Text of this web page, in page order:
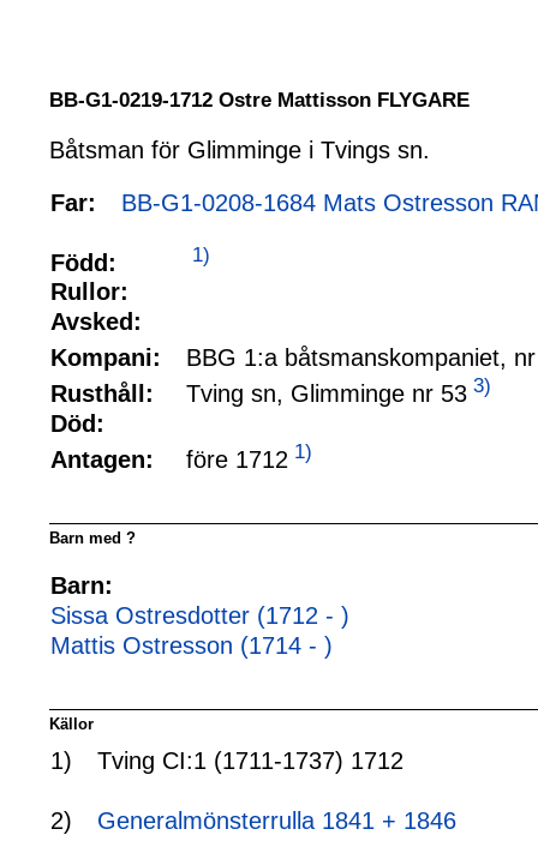
BB-G1-0219-1712 Ostre Mattisson FLYGARE
Båtsman för Glimminge i Tvings sn.
Far:
BB-G1-0208-1684 Mats Ostresson
Född: 1)
Rullor:
Avsked:
Kompani:
BBG 1:a båtsmanskompaniet,
Rusthåll:
Tving sn, Glimminge nr 53 3)
Död:
Antagen:
före 1712 1)
Barn med ?
Barn:
Sissa Ostresdotter (1712 - )
Mattis Ostresson (1714 - )
Källor
1) Tving CI:1 (1711-1737) 1712
2) Generalmönsterrulla 1841 + 1846